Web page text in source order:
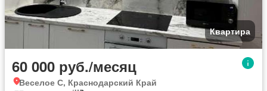
Квартира
60 000 руб./месяц
Веселое С, Краснодарский Край